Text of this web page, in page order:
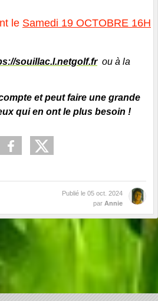
le Samedi 19 OCTOBRE 16H
souillac.l.netgolf.frou à la
et peut faire une grande
qui en ont le plus besoin !
Publié le 05 oct. 2024
par Annie